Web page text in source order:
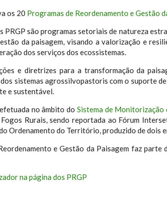
os 20 Programas de Reordenamento e Gestão
são programas setoriais de natureza
da paisagem, visando a valorização e
dos serviços dos ecossistemas.
e diretrizes para a transformação da
sistemas agrossilvopastoris com o suporte
e sustentável.
no âmbito do Sistema de Monitorização
Rurais, sendo reportada ao Fórum
Ordenamento do Território, produzido de dois
e Gestão da Paisagem faz parte
na página dos PRGP